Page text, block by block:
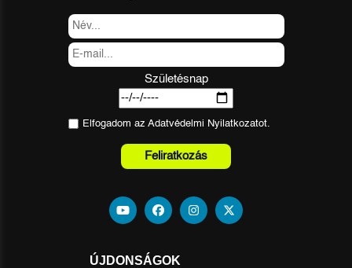
Születésnap
Elfogadom az Adatvédelmi Nyilatkozatot.
Feliratkozás
ÚJDONSÁGOK